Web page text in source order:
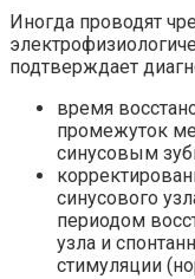
Иногда проводят
подтверждает
время
промежуток
синусовым
синусового
периодом
узла и
стимуляции